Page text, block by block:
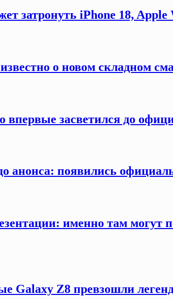
затронуть iPhone 18,
о новом складном
засветился до
анонса: появились
именно там могут
Galaxy Z8 превзошли